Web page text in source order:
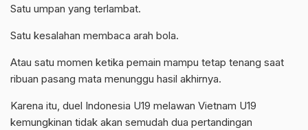
Satu umpan yang terlambat.
Satu kesalahan membaca arah bola.
Atau satu momen ketika pemain mampu tetap tenang saat
ribuan pasang mata menunggu hasil akhirnya.
Karena itu, duel Indonesia U19 melawan Vietnam U19
kemungkinan tidak akan semudah dua pertandingan